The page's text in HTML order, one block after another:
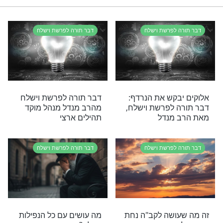
תורה יש כח לפעול ישועות?נסו את זה
תוכן בנושא דבר תורה לפרשת וישלח